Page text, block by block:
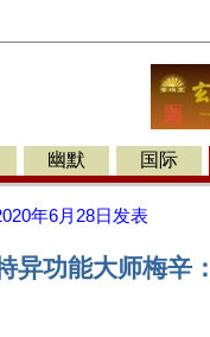
幽默 国际
年6月28日 发表
异功能大师梅辛